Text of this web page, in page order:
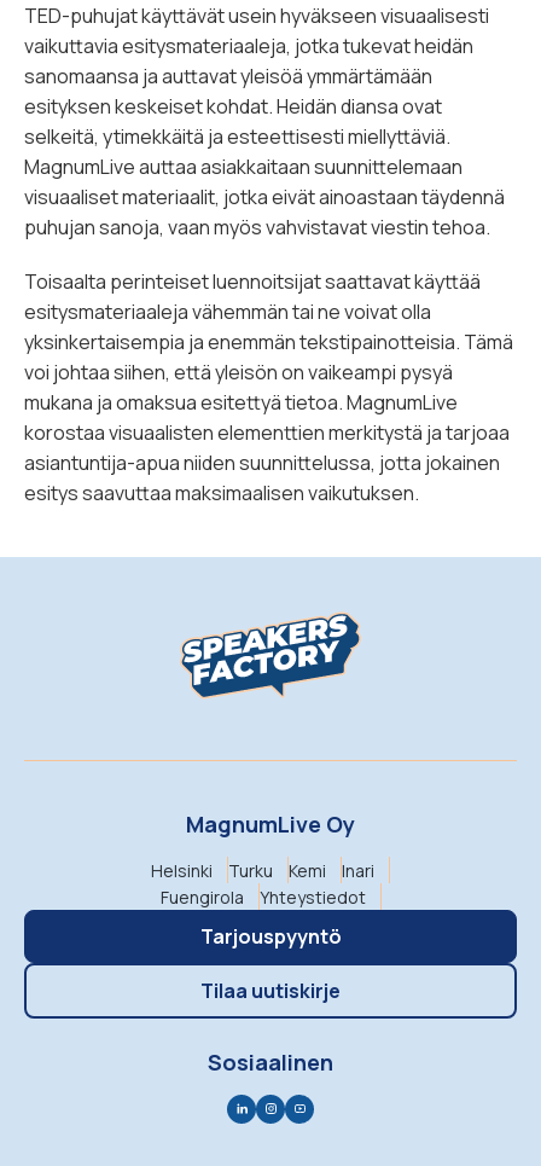
TED-puhujat käyttävät usein hyväkseen visuaalisesti
vaikuttavia esitysmateriaaleja, jotka tukevat heidän
sanomaansa ja auttavat yleisöä ymmärtämään
esityksen keskeiset kohdat. Heidän diansa ovat
selkeitä, ytimekkäitä ja esteettisesti miellyttäviä.
MagnumLive auttaa asiakkaitaan suunnittelemaan
visuaaliset materiaalit, jotka eivät ainoastaan täydennä
puhujan sanoja, vaan myös vahvistavat viestin tehoa.
Toisaalta perinteiset luennoitsijat saattavat käyttää
esitysmateriaaleja vähemmän tai ne voivat olla
yksinkertaisempia ja enemmän tekstipainotteisia. Tämä
voi johtaa siihen, että yleisön on vaikeampi pysyä
mukana ja omaksua esitettyä tietoa. MagnumLive
korostaa visuaalisten elementtien merkitystä ja tarjoaa
asiantuntija-apua niiden suunnittelussa, jotta jokainen
esitys saavuttaa maksimaalisen vaikutuksen.
MagnumLive Oy
Helsinki Turku Kemi
Inari
Fuengirola
Yhteystiedot
Tarjouspyyntö
Tilaa uutiskirje
Sosiaalinen